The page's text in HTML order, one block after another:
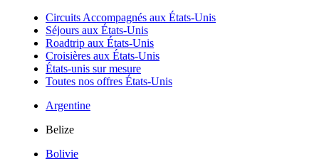
Circuits Accompagnés aux États-Unis
Séjours aux États-Unis
Roadtrip aux États-Unis
Croisières aux États-Unis
États-unis sur mesure
Toutes nos offres États-Unis
Argentine
Belize
Bolivie